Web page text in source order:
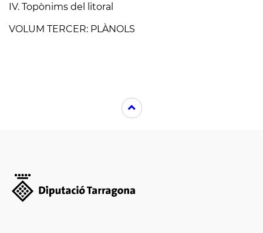
IV. Topònims del litoral
VOLUM TERCER: PLÀNOLS